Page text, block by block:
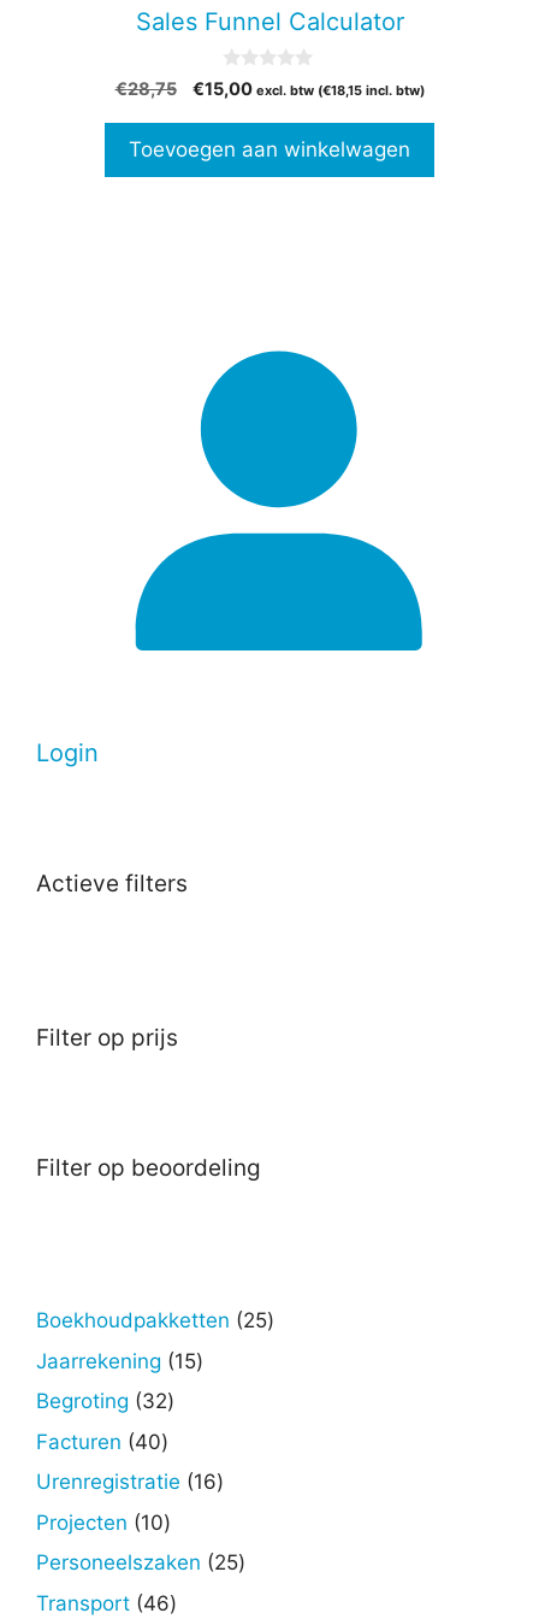
Sales Funnel Calculator
0
v
5
€28,75
Oorspronkelijke
€28,75.
€15,00Huidige
€15,00.
excl. btw (€18,15incl. btw)
Toevoegen aan winkelwagen
Login
Actieve filters
Filter op prijs
Filter op beoordeling
Boekhoudpakketten 2525
Jaarrekening 1515
Begroting 3232
Facturen 4040
producten
Urenregistratie 1616
Projecten 1010
producten
Personeelszaken 2525
Transport 4646